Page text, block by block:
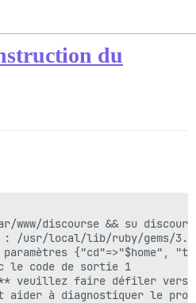
du
www/discourse && su
: /usr/local/lib/ruby/gems/
paramètres {"cd"=>"$home",
le code de sortie 1
** veuillez faire défiler
aider à diagnostiquer le